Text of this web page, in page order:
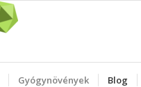
Gyógynövények Blog